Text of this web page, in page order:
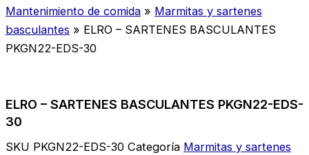
Mantenimiento de comida » Marmitas y sartenes
basculantes » ELRO – SARTENES BASCULANTES
PKGN22-EDS-30
ELRO – SARTENES BASCULANTES PKGN22-EDS-
30
SKU PKGN22-EDS-30 Categoría Marmitas y sartenes